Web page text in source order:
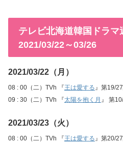
テレビ北海道韓国ドラマ
2021/03/22～03/26
2021/03/22（月）
08 : 00（二）TVh 『王は愛する 』第19/
09 : 30（二）TVh 『太陽を抱く月 』 第
2021/03/23（火）
08 : 00（二）TVh 『王は愛する 』第20/